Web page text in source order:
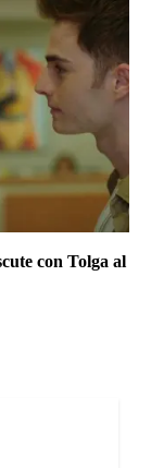
con Tolga al